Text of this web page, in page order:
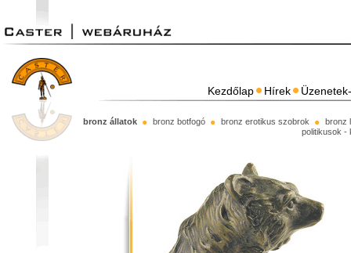
Kezdőlap Hírek
bronz állatok bronz botfogó bronz erotikus szobrok
bronz
politikusok -